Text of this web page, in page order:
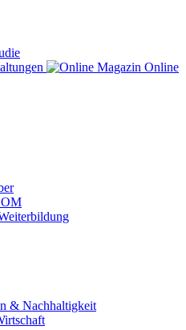
Online
& Nachhaltigkeit